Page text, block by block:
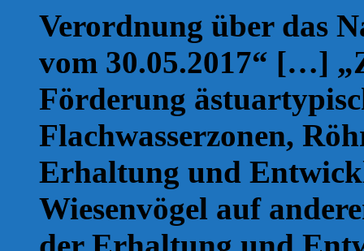
Verordnung über das
vom 30.05.2017“ […]
Förderung
Flachwasserzonen,
Erhaltung und
Wiesenvögel auf